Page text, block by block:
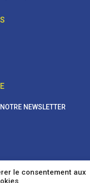
le consentement aux
NEWSLETTER